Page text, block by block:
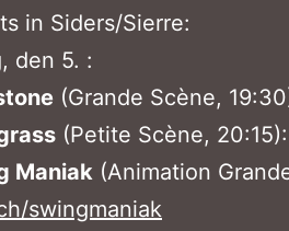
in Siders/Sierre:
den 5. :
(Grande Scène,
(Petite Scène, 20:15):
Maniak (Animation
swingmaniak